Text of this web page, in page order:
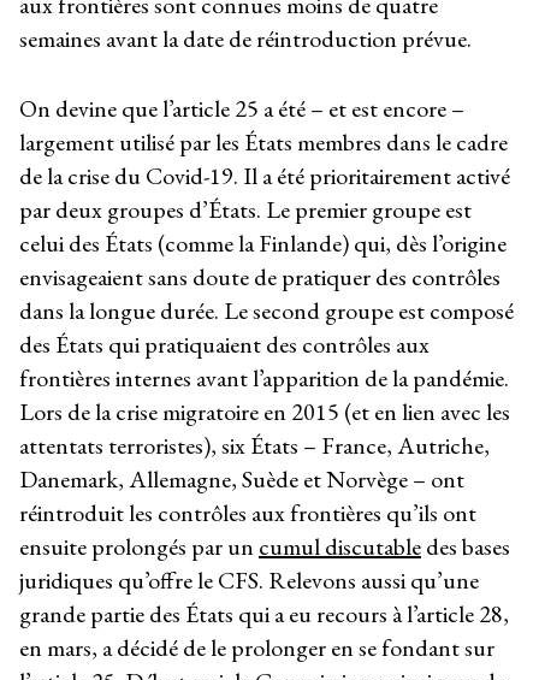
semaines avant la date de réintroduction prévue.
On devine que l’article 25 a été – et est encore –
largement utilisé par les États membres dans le cadre
de la crise du Covid-19. Il a été prioritairement activé
par deux groupes d’États. Le premier groupe est
celui des États (comme la Finlande) qui, dès l’origine
envisageaient sans doute de pratiquer des contrôles
dans la longue durée. Le second groupe est composé
des États qui pratiquaient des contrôles aux
frontières internes avant l’apparition de la pandémie.
Lors de la crise migratoire en 2015 (et en lien avec les
attentats terroristes), six États – France, Autriche,
Danemark, Allemagne, Suède et Norvège – ont
réintroduit les contrôles aux frontières qu’ils ont
ensuite prolongés par un cumul discutabledes bases
juridiques qu’offre le CFS. Relevons aussi qu’une
grande partie des États qui a eu recours à l’article 28,
en mars, a décidé de le prolonger en se fondant sur